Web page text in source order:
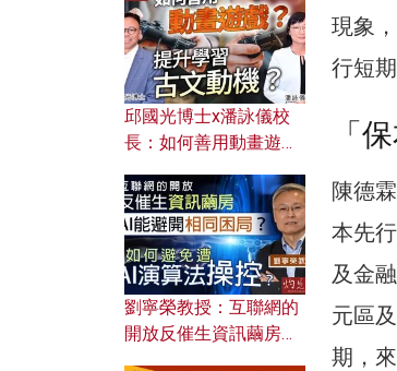
現象
行短
「
陳德
本先
及金
元區
期，
邱國光博士x潘詠儀校
長：如何善用動畫遊戲
劉寧榮教授：互聯網的
開放反催生資訊繭房，